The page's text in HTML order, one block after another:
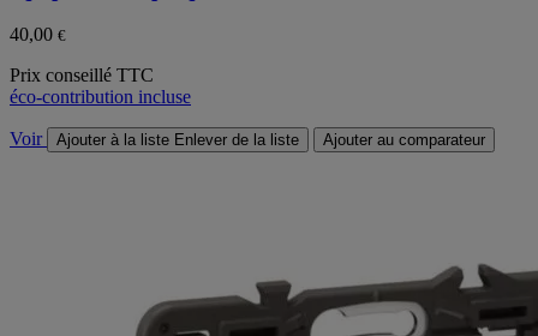
40,00 €
Prix conseillé TTC
éco-contribution incluse
Voir Ajouter à la liste Enlever de la liste Ajouter au comparateur